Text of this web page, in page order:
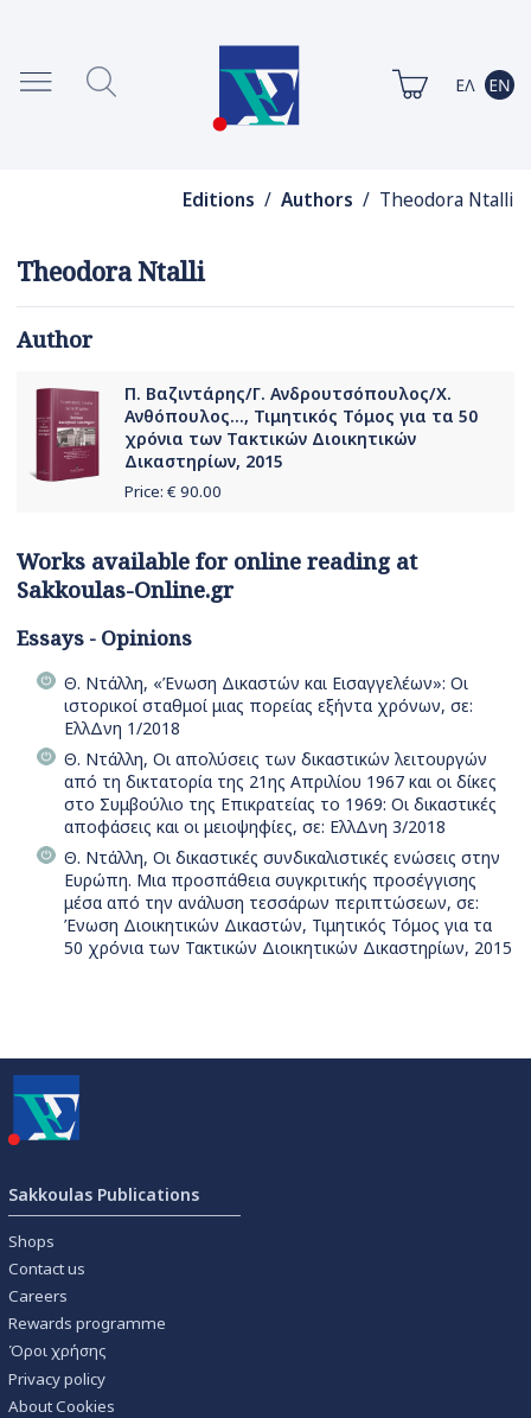
Editions / Authors / Theodora Ntalli
Theodora Ntalli
Author
Π. Βαζιντάρης/Γ. Ανδρουτσόπουλος/Χ.
Ανθόπουλος..., Τιμητικός Τόμος για τα 50
χρόνια των Τακτικών Διοικητικών
Δικαστηρίων, 2015
Price: € 90.00
Works available for online reading at
Sakkoulas-Online.gr
Essays - Opinions
Θ. Ντάλλη, «Ένωση Δικαστών και Εισαγγελέων»: Οι
ιστορικοί σταθμοί μιας πορείας εξήντα χρόνων, σε:
ΕλλΔνη 1/2018
Θ. Ντάλλη, Οι απολύσεις των δικαστικών λειτουργών
από τη δικτατορία της 21ης Απριλίου 1967 και οι δίκες
στο Συμβούλιο της Επικρατείας το 1969: Οι δικαστικές
αποφάσεις και οι μειοψηφίες, σε: ΕλλΔνη 3/2018
Θ. Ντάλλη, Οι δικαστικές συνδικαλιστικές ενώσεις στην
Ευρώπη. Μια προσπάθεια συγκριτικής προσέγγισης
μέσα από την ανάλυση τεσσάρων περιπτώσεων, σε:
Ένωση Διοικητικών Δικαστών, Τιμητικός Τόμος για τα
50 χρόνια των Τακτικών Διοικητικών Δικαστηρίων, 2015
Sakkoulas Publications
Shops
Contact us
Careers
Rewards programme
Όροι χρήσης
Privacy policy
About Cookies